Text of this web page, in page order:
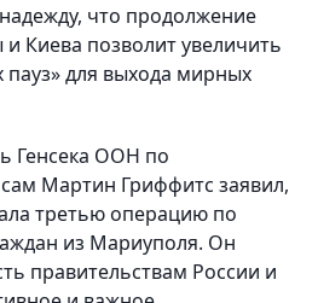
что продолжение
Киева позволит увеличить
пауз» для выхода мирных
Генсека ООН по
Мартин Гриффитс заявил,
третью операцию по
из Мариуполя. Он
правительствам России и